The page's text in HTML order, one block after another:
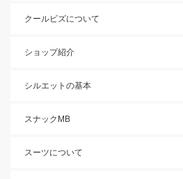
クールビズについて
ショップ紹介
シルエットの基本
スナックMB
スーツについて